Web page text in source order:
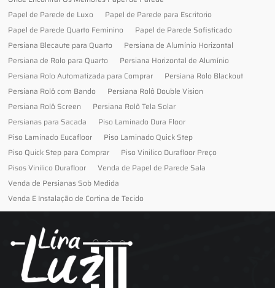
Papel de Parede de Luxo
Papel de Parede para Escritorio
Papel de Parede Quarto Feminino
Papel de Parede Sofisticado
Persiana Blecaute para Quarto
Persiana de Alumínio Horizontal
Persiana de Rolo para Quarto
Persiana Horizontal de Alumínio
Persiana Rolo Automatizada para Comprar
Persiana Rolo Blackout
Persiana Rolô com Bando
Persiana Rolô Double Vision
Persiana Rolô Screen
Persiana Rolô Tela Solar
Persianas para Sacada
Piso Laminado Dura Floor
Piso Laminado Eucafloor
Piso Laminado Quick Step
Piso Quick Step para Comprar
Piso Vinilico Durafloor Preço
Pisos Vinilico Durafloor
Venda de Papel de Parede Sala
Venda de Persianas Sob Medida
Venda E Instalação de Cortina de Tecido